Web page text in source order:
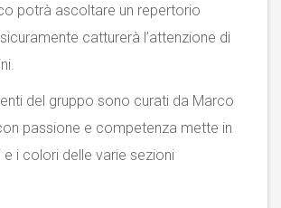
potrà ascoltare un repertorio
catturerà l’attenzione di
del gruppo sono curati da Marco
passione e competenza mette in
e i colori delle varie sezioni